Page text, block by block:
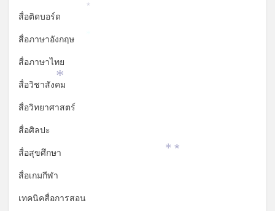
สื่อติดบอร์ด
สื่อภาษาอังกฤษ
สื่อภาษาไทย
สื่อวิชาสังคม
สื่อวิทยาศาสตร์
สื่อศิลปะ
สื่อสุขศึกษา
สื่อเกมกีฬา
เทคนิคสื่อการสอน
*